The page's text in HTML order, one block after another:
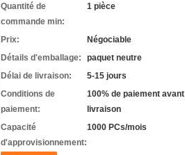
Quantité de
commande min:
1 pièce
Prix:
Négociable
Détails d'emballage:
paquet neutre
Délai de livraison:
5-15 jours
Conditions de
paiement:
100% de paiement avant
livraison
Capacité
d'approvisionnement:
1000 PCs/mois